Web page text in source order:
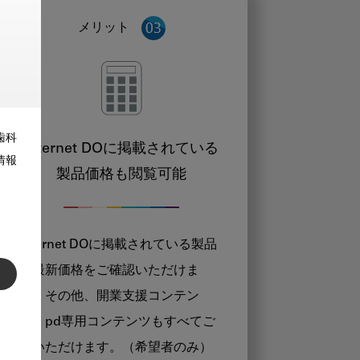
科
報
メリット
Internet DOに掲載されている
製品価格も閲覧可能
Internet DOに掲載されている製品
の最新価格をご確認いただけま
す。その他、開業支援コンテン
ツ、pd専用コンテンツもすべてご
覧いただけます。（希望者のみ）